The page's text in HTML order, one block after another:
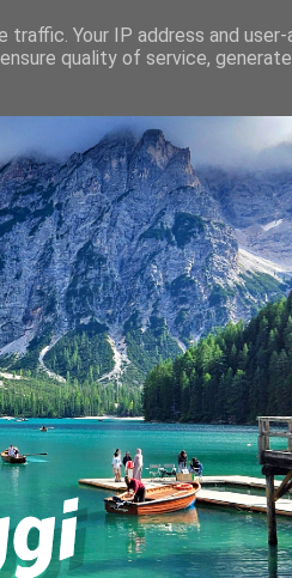
Your IP address and
quality of service,